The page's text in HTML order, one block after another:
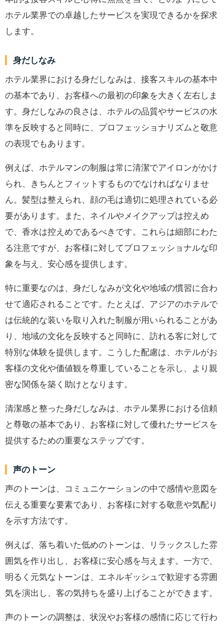
ホテル業界での卓越したサービスを実現できるかを探求
します。
身だしなみ
ホテル業界における身だしなみは、接客スキルの基本中
の基本であり、お客様への最初の印象を大きく左右しま
す。身だしなみの良さは、ホテルの品質やサービスの水
準を反映すると同時に、プロフェッショナリズムと敬意
の表現でもあります。
例えば、ホテルマンの制服は常に清潔でアイロンがかけ
られ、きちんとフィットするものでなければなりませ
ん。髪型は整えられ、顔の毛は適切に処理されている必
要があります。また、ネイルやメイクアップは控えめ
で、香水は控えめであるべきです。これらは細部にわた
る注意ですが、お客様に対してプロフェッショナルな印
象を与え、安心感を提供します。
特に重要なのは、身だしなみが文化や地域の慣習に合わ
せて適応されることです。たとえば、アジアのホテルで
は伝統的な装いを取り入れた制服が用いられることがあ
り、地域の文化を反映すると同時に、訪れる客に対して
特別な体験を提供します。こうした配慮は、ホテルがお
客様の文化や価値観を尊重していることを示し、より親
密な関係を築く助けとなります。
清潔感と整った身だしなみは、ホテル業界における信頼
と尊敬の基本であり、お客様に対して優れたサービスを
提供するための重要なステップです。
声のトーン
声のトーンは、コミュニケーションの中で感情や意図を
伝える重要な要素であり、お客様に対する敬意や気配り
を示す方法です。
例えば、落ち着いた低めのトーンは、リラックスした雰
囲気を作り出し、お客様に安心感を与えます。一方で、
明るく元気なトーンは、エネルギッシュで歓迎する雰囲
気を演出し、客の気持ちを盛り上げることができます。
声のトーンの調整は、状況やお客様の感情に応じて行わ